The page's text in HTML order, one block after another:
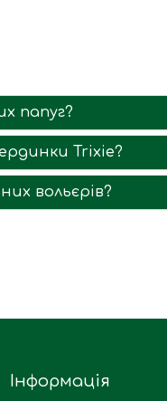
папуг?
Trixie?
вольєрів?
Інформація